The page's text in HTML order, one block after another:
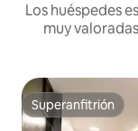
Los huéspedes
muy
Superanfitrión
Superanfitrión